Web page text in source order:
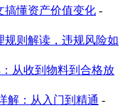
搞懂资产价值变化 -
规则解读，违规风险如
从收到物料到合格放
解：从入门到精通 -